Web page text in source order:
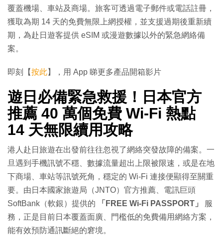
覆蓋機場、車站及商場。旅客可透過電子郵件或電話註冊，
獲取為期 14 天的免費無限上網授權，並支援過期後重新續
期，為赴日遊客提供 eSIM 或漫遊數據以外的緊急網絡備
案。
即刻【按此】，用 App 睇更多產品開箱影片
遊日必備緊急救援！日本官方
推薦 40 萬個免費 Wi-Fi 熱點
14 天無限續用攻略
港人赴日旅遊在出發前往往忽視了網絡突發故障的備案。一
旦遇到手機訊號不穩、數據流量超出上限被限速，或是在地
下商場、車站等訊號死角，穩定的 Wi-Fi 連接便顯得至關重
要。由日本國家旅遊局（JNTO）官方推薦、電訊巨頭
SoftBank（軟銀）提供的
「FREE Wi-Fi PASSPORT」
服
務，正是目前日本覆蓋面廣、門檻低的免費備用網絡方案，
能有效預防通訊斷絕的窘境。